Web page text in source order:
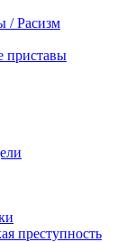
/ Расизм
приставы
преступность